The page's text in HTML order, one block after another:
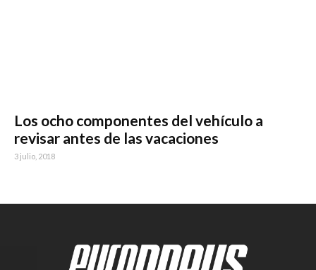
Los ocho componentes del vehículo a
revisar antes de las vacaciones
3 julio, 2018